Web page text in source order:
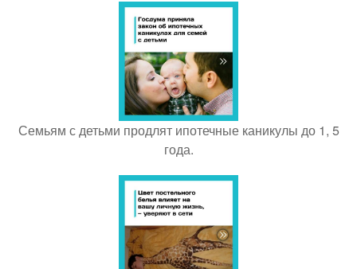
Семьям с детьми продлят ипотечные каникулы до 1, 5
года.